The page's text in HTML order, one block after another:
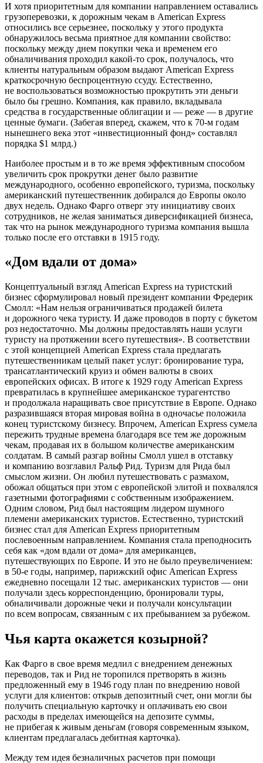
И хотя приоритетным для компании направлением оставались
грузоперевозки, к дорожным чекам в American Express
относились все серьезнее, поскольку у этого продукта
обнаружилось весьма приятное для компании свойство:
поскольку между днем покупки чека и временем его
обналичивания проходил какой-то срок, получалось, что
клиенты натуральным образом выдают Ameriсan Express
краткосрочную беспроцентную ссуду. Естественно,
не воспользоваться возможностью прокрутить эти деньги
было бы грешно. Компания, как правило, вкладывала
средства в государственные облигации и — реже — в другие
ценные бумаги. (Забегая вперед, скажем, что к 70-м годам
нынешнего века этот «инвестиционный фонд» составлял
порядка $1 млрд.)
Наиболее простым и в то же время эффективным способом
увеличить срок прокрутки денег было развитие
международного, особенно европейского, туризма, поскольку
американский путешественник добирался до Европы около
двух недель. Однако Фарго отверг эту инициативу своих
сотрудников, не желая заниматься диверсификацией бизнеса,
так что на рынок международного туризма компания вышла
только после его отставки в 1915 году.
«Дом вдали от дома»
Концептуальный взгляд American Express на туристский
бизнес сформулировал новый президент компании Фредерик
Смолл: «Нам нельзя ограничиваться продажей билета
и дорожного чека туристу. И даже проводов в порту с букетом
роз недостаточно. Мы должны предоставлять наши услуги
туристу на протяжении всего путешествия». В соответствии
с этой концепцией American Express стала предлагать
путешественникам целый пакет услуг: бронирование тура,
трансатлантический круиз и обмен валюты в своих
европейских офисах. В итоге к 1929 году American Express
превратилась в крупнейшее американское турагентство
и продолжала наращивать свое присутствие в Европе. Однако
разразившаяся вторая мировая война в одночасье положила
конец туристскому бизнесу. Впрочем, American Express сумела
пережить трудные времена благодаря все тем же дорожным
чекам, продавая их в большом количестве американским
солдатам. В самый разгар войны Смолл ушел в отставку
и компанию возглавил Ральф Рид. Туризм для Рида был
смыслом жизни. Он любил путешествовать с размахом,
обожал общаться при этом с европейской элитой и похвалялся
газетными фотографиями с собственным изображением.
Одним словом, Рид был настоящим лидером шумного
племени американских туристов. Естественно, туристский
бизнес стал для American Express приоритетным
послевоенным направлением. Компания стала преподносить
себя как «дом вдали от дома» для американцев,
путешествующих по Европе. И это не было преувеличением:
в 50-е годы, например, парижский офис American Express
ежедневно посещали 12 тыс. американских туристов — они
получали здесь корреспонденцию, бронировали туры,
обналичивали дорожные чеки и получали консультации
по всем вопросам, связанным с их пребыванием за рубежом.
Чья карта окажется козырной?
Как Фарго в свое время медлил с внедрением денежных
переводов, так и Рид не торопился претворять в жизнь
предложенный ему в 1946 году план по внедрению новой
услуги для клиентов: открыв депозитный счет, они могли бы
получить специальную карточку и оплачивать ею свои
расходы в пределах имеющейся на депозите суммы,
не прибегая к живым деньгам (говоря современным языком,
клиентам предлагалась дебитная карточка).
Между тем идея безналичных расчетов при помощи